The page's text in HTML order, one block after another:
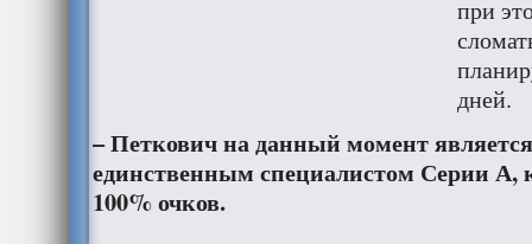
при
дней.
– Петкович на данный момент
единственным специалистом Серии А,
100% очков.